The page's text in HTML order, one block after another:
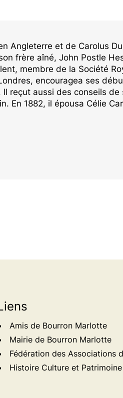
Angleterre et de Carolus
frère aîné, John Postle
membre de la Société
encouragea ses
reçut aussi des conseils
En 1882, il épousa Célie
Amis de Bourron Marlotte
Mairie de Bourron Marlotte
Fédération des Associations
Histoire Culture et